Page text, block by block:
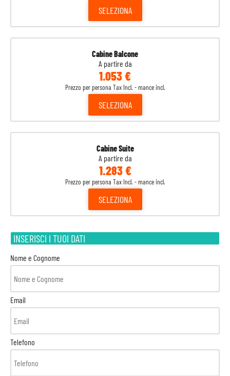
SELEZIONA
Cabine Balcone
A partire da
1.053 €
Prezzo per persona Tax Incl. - mance incl.
SELEZIONA
Cabine Suite
A partire da
1.283 €
Prezzo per persona Tax Incl. - mance incl.
SELEZIONA
INSERISCI I TUOI DATI
Nome e Cognome
Email
Telefono